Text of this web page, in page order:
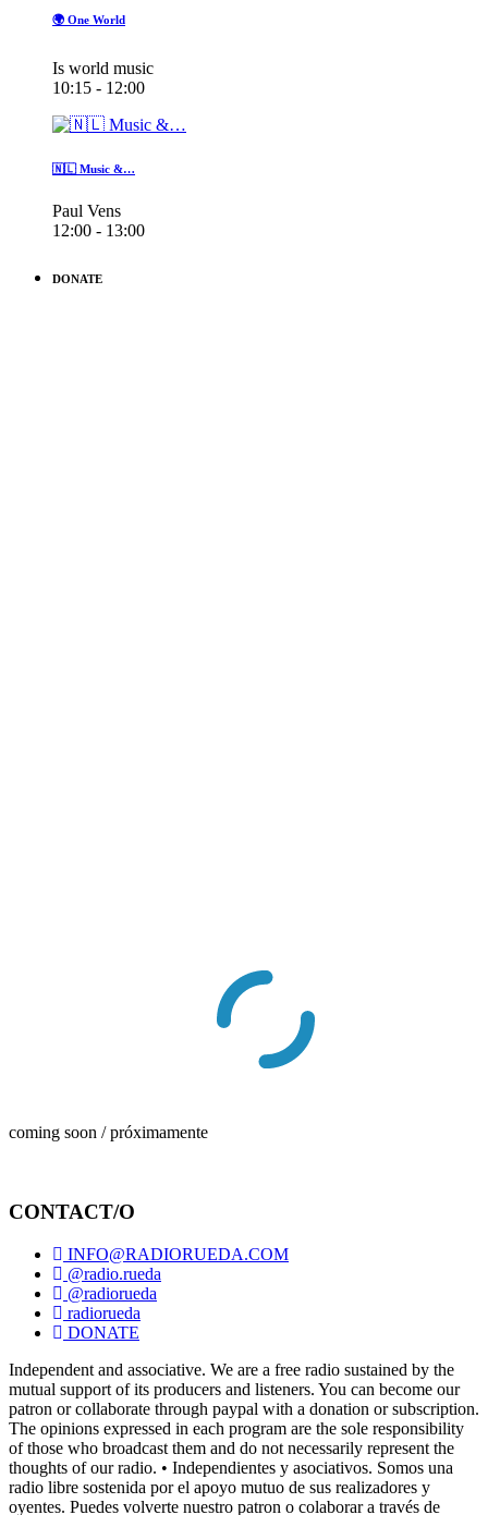
🌍 One World
Is world music
10:15 - 12:00
🇳🇱 Music &…
Paul Vens
12:00 - 13:00
DONATE
coming soon / próximamente
CONTACT/O
INFO@RADIORUEDA.COM
@radio.rueda
@radiorueda
radiorueda
DONATE
Independent and associative. We are a free radio sustained by the
mutual support of its producers and listeners. You can become our
patron or collaborate through paypal with a donation or subscription.
The opinions expressed in each program are the sole responsibility
of those who broadcast them and do not necessarily represent the
thoughts of our radio. • Independientes y asociativos. Somos una
radio libre sostenida por el apoyo mutuo de sus realizadores y
oyentes. Puedes volverte nuestro patron o colaborar a través de